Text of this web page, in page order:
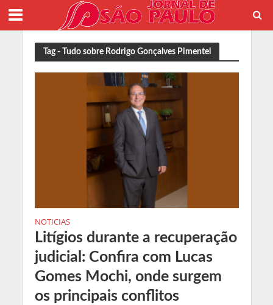
Tag - Tudo sobre Rodrigo Gonçalves Pimentel
NOTICIAS
Litígios durante a recuperação
judicial: Confira com Lucas
Gomes Mochi, onde surgem
os principais conflitos